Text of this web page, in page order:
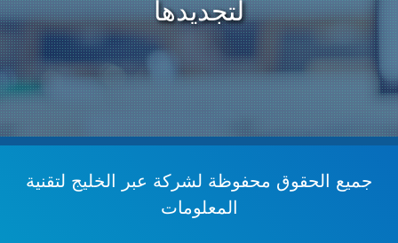
لتجديدها
جميع الحقوق محفوظة لشركة عبر الخليج لتقنية
المعلومات